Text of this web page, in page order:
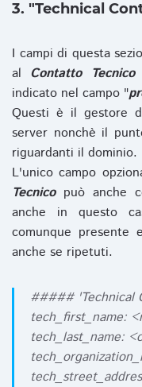
3. "Technical
I campi di questa
al Contatto Tecnico
indicato nel campo "
Questi è il gestore
server nonchè il
riguardanti il dominio.
L'unico campo
Tecnicopuò anche
anche in questo
comunque
anche se ripetuti.
##### 'Technical
tech_first_name:
tech_last_name: